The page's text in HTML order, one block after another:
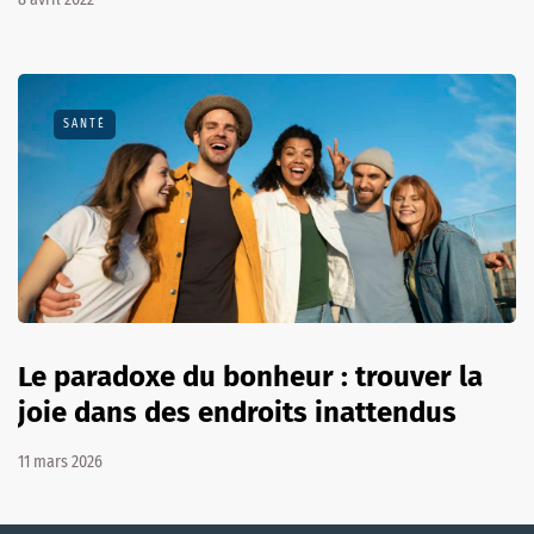
SANTÉ
Le paradoxe du bonheur : trouver la
joie dans des endroits inattendus
11 mars 2026